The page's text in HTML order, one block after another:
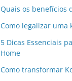
Quais os benefícios
Como legalizar uma
5 Dicas Essenciais
Home
Como transformar